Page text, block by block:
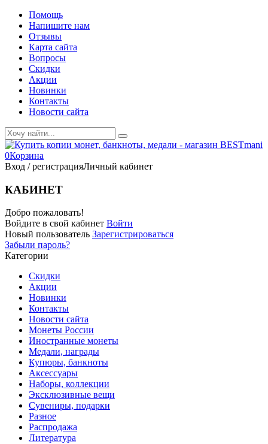
Помощь
Напишите нам
Отзывы
Карта сайта
Вопросы
Скидки
Акции
Новинки
Контакты
Новости сайта
0Корзина
Вход / регистрацияЛичный кабинет
КАБИНЕТ
Добро пожаловать!
Войдите в свой кабинет Войти
Новый пользователь Зарегистрироваться
Забыли пароль?
Категории
Скидки
Акции
Новинки
Контакты
Новости сайта
Монеты России
Иностранные монеты
Медали, награды
Купюры, банкноты
Аксессуары
Наборы, коллекции
Эксклюзивные вещи
Сувениры, подарки
Разное
Распродажа
Литература